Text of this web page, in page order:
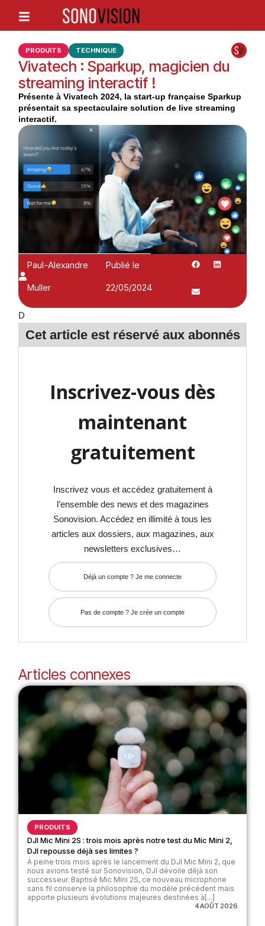
PRODUITS TECHNIQUE
Vivatech : Sparkup, magicien du
streaming interactif !
Présente à Vivatech 2024, la start-up française Sparkup
présentait sa spectaculaire solution de live streaming
interactif.
Paul-Alexandre
Muller
Publié le
22/05/2024
D
Cet article est réservé aux abonnés
Inscrivez-vous dès
maintenant
gratuitement
Inscrivez vous et accédez gratuitement à
l’ensemble des news et des magazines
Sonovision. Accédez en illimité à tous les
articles aux dossiers, aux magazines, aux
newsletters exclusives…
Déjà un compte ? Je me connecte
Pas de compte ? Je crée un compte
Articles connexes
PRODUITS
DJI Mic Mini 2S : trois mois après notre test du Mic Mini 2,
DJI repousse déjà ses limites ?
À peine trois mois après le lancement du DJI Mic Mini 2, que
nous avions testé sur Sonovision, DJI dévoile déjà son
successeur. Baptisé Mic Mini 2S, ce nouveau microphone
sans fil conserve la philosophie du modèle précédent mais
apporte plusieurs évolutions majeures destinées à[...]
4 AOÛT 2026